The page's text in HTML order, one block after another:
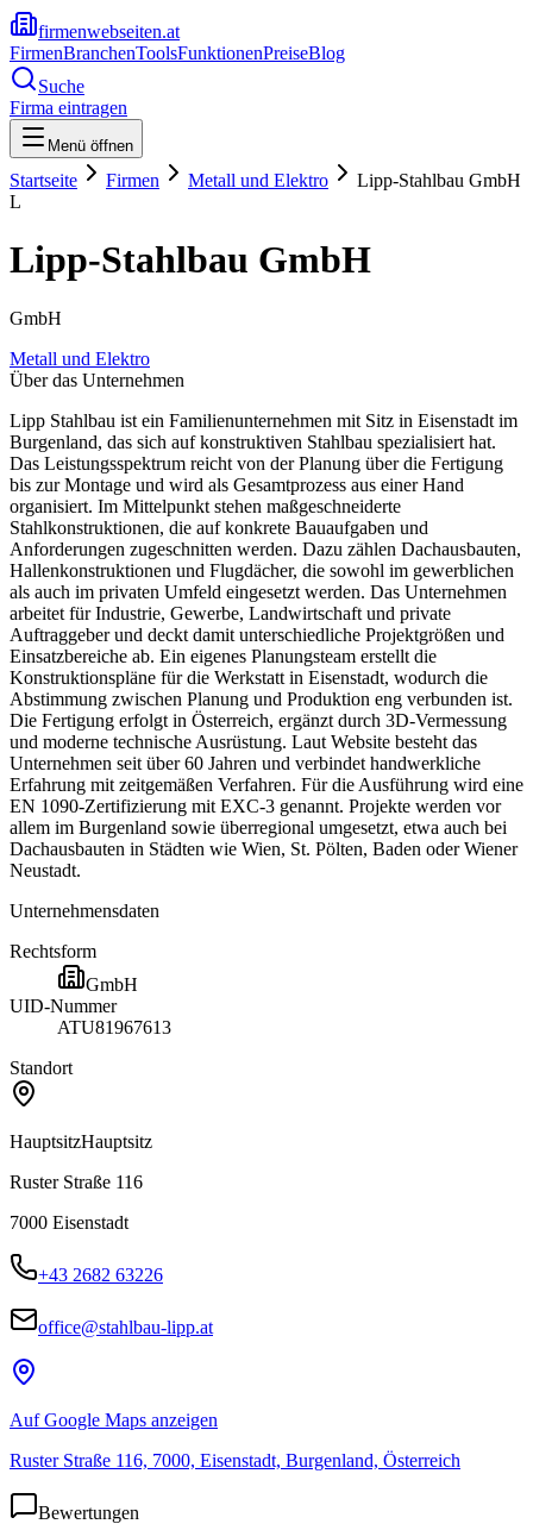
firmenwebseiten.at
FirmenBranchenToolsFunktionenPreiseBlog
Suche
Firma eintragen
Menü öffnen
Startseite Firmen Metall und Elektro
Lipp-Stahlbau GmbH
L
Lipp-Stahlbau GmbH
GmbH
Metall und Elektro
Über das Unternehmen
Lipp Stahlbau ist ein Familienunternehmen mit Sitz in Eisenstadt im
Burgenland, das sich auf konstruktiven Stahlbau spezialisiert hat.
Das Leistungsspektrum reicht von der Planung über die Fertigung
bis zur Montage und wird als Gesamtprozess aus einer Hand
organisiert. Im Mittelpunkt stehen maßgeschneiderte
Stahlkonstruktionen, die auf konkrete Bauaufgaben und
Anforderungen zugeschnitten werden. Dazu zählen Dachausbauten,
Hallenkonstruktionen und Flugdächer, die sowohl im gewerblichen
als auch im privaten Umfeld eingesetzt werden. Das Unternehmen
arbeitet für Industrie, Gewerbe, Landwirtschaft und private
Auftraggeber und deckt damit unterschiedliche Projektgrößen und
Einsatzbereiche ab. Ein eigenes Planungsteam erstellt die
Konstruktionspläne für die Werkstatt in Eisenstadt, wodurch die
Abstimmung zwischen Planung und Produktion eng verbunden ist.
Die Fertigung erfolgt in Österreich, ergänzt durch 3D-Vermessung
und moderne technische Ausrüstung. Laut Website besteht das
Unternehmen seit über 60 Jahren und verbindet handwerkliche
Erfahrung mit zeitgemäßen Verfahren. Für die Ausführung wird eine
EN 1090-Zertifizierung mit EXC-3 genannt. Projekte werden vor
allem im Burgenland sowie überregional umgesetzt, etwa auch bei
Dachausbauten in Städten wie Wien, St. Pölten, Baden oder Wiener
Neustadt.
Unternehmensdaten
Rechtsform
GmbH
UID-Nummer
ATU81967613
Standort
HauptsitzHauptsitz
Ruster Straße 116
7000 Eisenstadt
+43 2682 63226
office@stahlbau-lipp.at
Auf Google Maps anzeigen
Ruster Straße 116, 7000, Eisenstadt, Burgenland, Österreich
Bewertungen